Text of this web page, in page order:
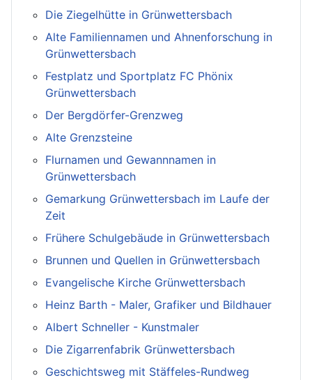
Die Ziegelhütte in Grünwettersbach
Alte Familiennamen und Ahnenforschung in
Grünwettersbach
Festplatz und Sportplatz FC Phönix
Grünwettersbach
Der Bergdörfer-Grenzweg
Alte Grenzsteine
Flurnamen und Gewannnamen in
Grünwettersbach
Gemarkung Grünwettersbach im Laufe der
Zeit
Frühere Schulgebäude in Grünwettersbach
Brunnen und Quellen in Grünwettersbach
Evangelische Kirche Grünwettersbach
Heinz Barth - Maler, Grafiker und Bildhauer
Albert Schneller - Kunstmaler
Die Zigarrenfabrik Grünwettersbach
Geschichtsweg mit Stäffeles-Rundweg